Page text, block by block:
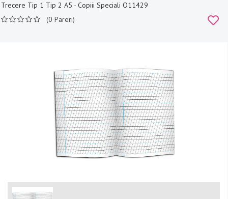
Trecere Tip 1 Tip 2 A5 - Copiii Speciali O11429
(0 Pareri)